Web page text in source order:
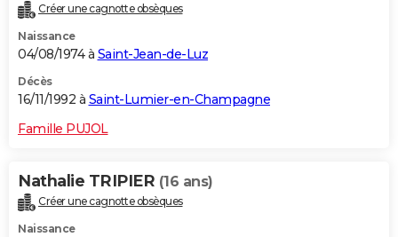
Créer une cagnotte obsèques
Naissance
04/08/1974 à Saint-Jean-de-Luz
Décès
16/11/1992 à Saint-Lumier-en-Champagne
Famille PUJOL
Nathalie TRIPIER (16 ans)
Créer une cagnotte obsèques
Naissance